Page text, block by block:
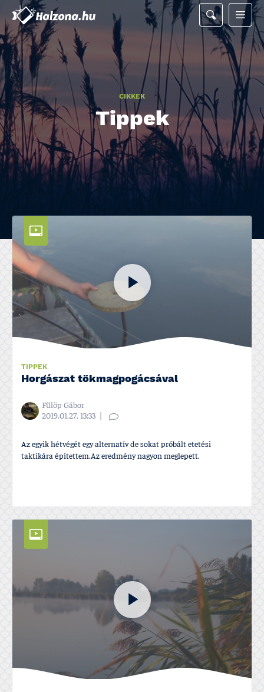
CIKKEK
Tippek
TIPPEK
Horgászat tökmagpogácsával
Fülöp Gábor
2019.01.27, 13:33
Az egyik hétvégét egy alternatív de sokat próbált etetési
taktikára építettem.Az eredmény nagyon meglepett.